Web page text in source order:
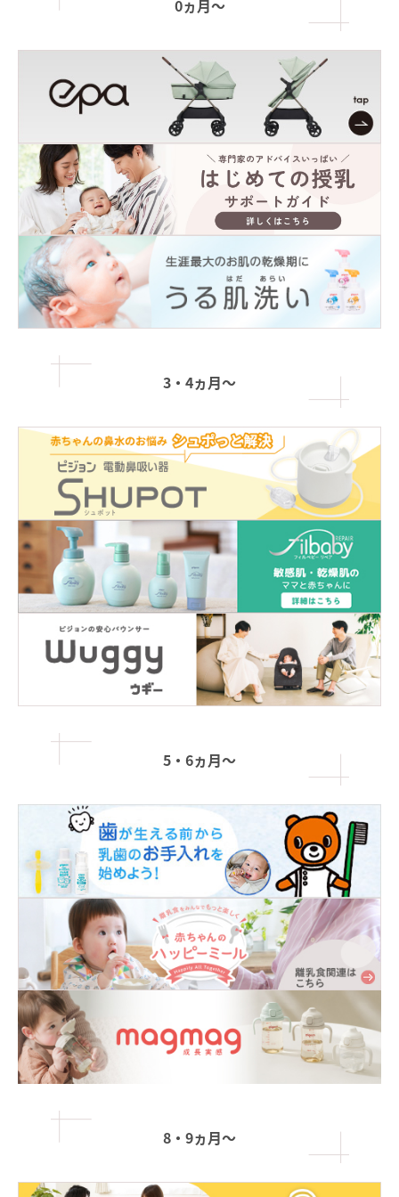
0ヵ月〜
3・4ヵ月〜
5・6ヵ月〜
8・9ヵ月〜